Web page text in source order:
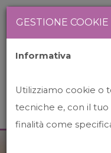
GESTIONE COOKIE
Informativa
Utilizziamo cookie o
tecniche e, con il
finalità come